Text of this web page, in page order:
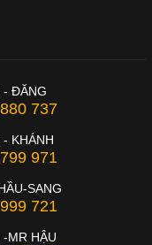
- ĐĂNG
737
KHÁNH
971
SANG
721
MR HẬU